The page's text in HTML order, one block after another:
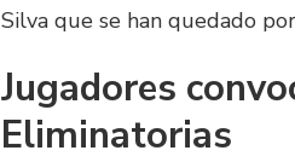
Silva que se han quedado
Jugadores
Eliminatorias